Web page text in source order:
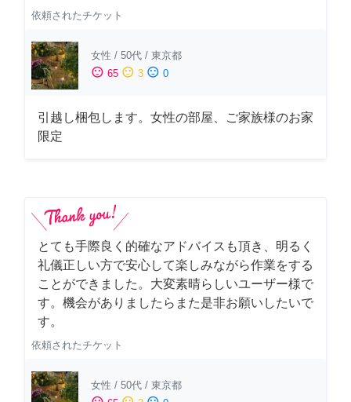
依頼されたチケット
女性 / 50代 / 東京都
sentiment_satisfied 65 sentiment_neutral 3 sentiment_dissatisfied 0
引越し梱包します。女性の部屋、ご家族様のお家
限定
とても手際良く的確なアドバイスも頂き、明るく
礼儀正しい方で安心して楽しみながら作業をする
ことができました。大変素晴らしいユーザー様で
す。機会がありましたらまた是非お願いしたいで
す。
依頼されたチケット
女性 / 50代 / 東京都